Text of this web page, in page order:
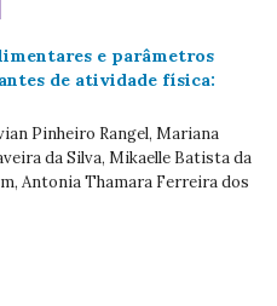
e parâmetros
de atividade física:
Pinheiro Rangel, Mariana
da Silva, Mikaelle Batista da
Antonia Thamara Ferreira dos